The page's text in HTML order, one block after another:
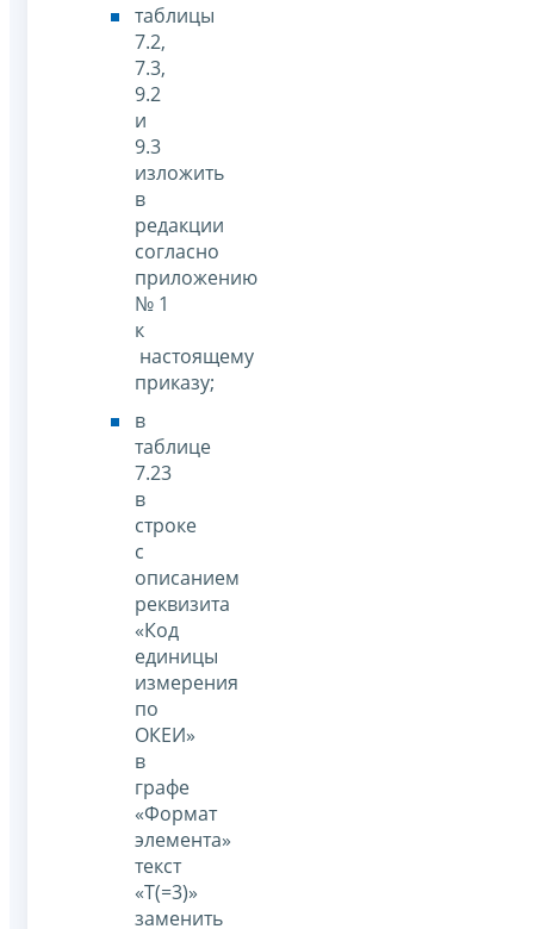
таблицы
7.2,
7.3,
9.2
и
9.3
изложить
в
редакции
согласно
приложению
№ 1
к
настоящему
приказу;
в
таблице
7.23
в
строке
с
описанием
реквизита
«Код
единицы
измерения
по
ОКЕИ»
в
графе
«Формат
элемента»
текст
«Т(=3)»
заменить